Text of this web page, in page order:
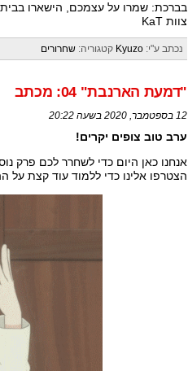
בברכת: שמרו על עצמכם, הישארו בבית
צוות KaT
נכתב ע"י: Kyuzo קטגוריה: שחרורים
"דמעת הארנבת" 04: מכתב
12 בספטמבר, 2020 בשעה 20:22
ערב טוב צופים יקרים!
אנחנו כאן היום כדי לשחרר לכם פרק נוסף של
הצטרפו אלינו כדי ללמוד עוד קצת על